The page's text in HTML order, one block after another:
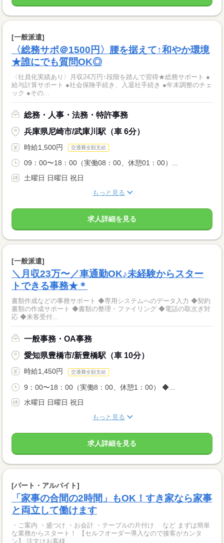
[一般派遣]
〈総務サポ＠1500円〉腰を据えて↑和やか環境
★誰にでも質問OK◎
〈社員化実績あり〉月収24万円↑段階を踏んで習得★総務サポート ●
給与計算サポート ●社会保険手続き、入退社手続き ●年末調整のチェ
ック ●その...
総務・人事・法務・特許事務
兵庫県尼崎市/武庫川駅（車 6分）
時給1,500円 交通費全額支給
09：00〜18：00（実働08：00、休憩01：00）...
土曜日 日曜日 祝日
もっと見る
求人詳細を見る
[一般派遣]
＼月収23万〜／車通勤OK♪未経験からスター
トできる事務★＊
書類作成などの事務サポート ◆専用システムへのデータ入力 ◆契約
書類の作成サポート ◆書類の整理・ファイリング ◆電話の取次ぎ対
応 ◆来客受付...
一般事務・OA事務
愛知県豊橋市/新豊橋駅（車 10分）
時給1,450円 交通費全額支給
9：00〜18：00（実働8：00、休憩1：00） ◆...
水曜日 日曜日 祝日
もっと見る
求人詳細を見る
[パート・アルバイト]
「家事の合間の2時間」もOK！すき家なら家事
と両立して働けます
・ご案内 ・盛つけ ・お会計 ・テーブルの片付け など まずは簡単
な業務からスタート！ 【セルフオーダー導入なので接客がカンタ
ン】 注文はお客様...